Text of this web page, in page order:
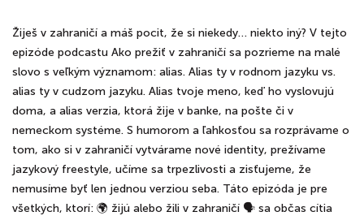
Žiješ v zahraničí a máš pocit, že si niekedy… niekto iný? V tejto
epizóde podcastu Ako prežiť v zahraničí sa pozrieme na malé
slovo s veľkým významom: alias. Alias ty v rodnom jazyku vs.
alias ty v cudzom jazyku. Alias tvoje meno, keď ho vyslovujú
doma, a alias verzia, ktorá žije v banke, na pošte či v
nemeckom systéme. S humorom a ľahkosťou sa rozprávame o
tom, ako si v zahraničí vytvárame nové identity, prežívame
jazykový freestyle, učíme sa trpezlivosti a zisťujeme, že
nemusíme byť len jednou verziou seba. Táto epizóda je pre
všetkých, ktorí: 🌍 žijú alebo žili v zahraničí 🗣️ sa občas cítia